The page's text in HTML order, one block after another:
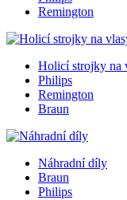
Remington
Holicí strojky na
Philips
Remington
Braun
Náhradní díly
Braun
Philips